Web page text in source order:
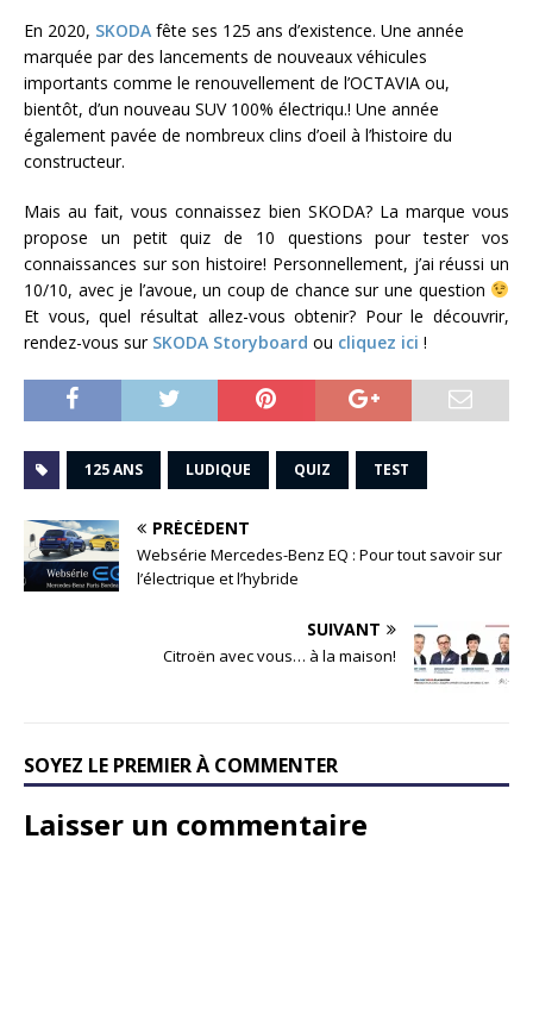
En 2020, SKODA fête ses 125 ans d’existence. Une année
marquée par des lancements de nouveaux véhicules
importants comme le renouvellement de l’OCTAVIA ou,
bientôt, d’un nouveau SUV 100% électriqu.! Une année
également pavée de nombreux clins d’oeil à l’histoire du
constructeur.
Mais au fait, vous connaissez bien SKODA? La marque vous
propose un petit quiz de 10 questions pour tester vos
connaissances sur son histoire! Personnellement, j’ai réussi un
10/10, avec je l’avoue, un coup de chance sur une question
Et vous, quel résultat allez-vous obtenir? Pour le découvrir,
rendez-vous sur SKODA Storyboard ou cliquez ici !
125 ANS LUDIQUE QUIZ TEST
PRÉCÉDENT
Websérie Mercedes-Benz EQ : Pour tout savoir sur
l’électrique et l’hybride
SUIVANT
Citroën avec vous… à la maison!
SOYEZ LE PREMIER À COMMENTER
Laisser un commentaire